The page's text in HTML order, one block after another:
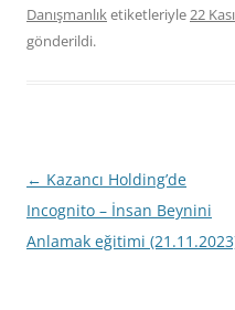
Danışmanlıketiketleriyle22
gönderildi.
Yazı
dolaşımı
← Kazancı Holding’de
Incognito – İnsan Beynini
Anlamak eğitimi